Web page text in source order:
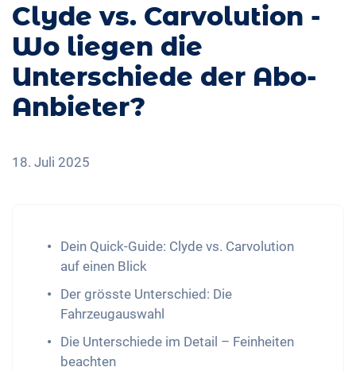
Clyde vs. Carvolution -
Wo liegen die
Unterschiede der Abo-
Anbieter?
18. Juli 2025
Dein Quick-Guide: Clyde vs. Carvolution
auf einen Blick
Der grösste Unterschied: Die
Fahrzeugauswahl
Die Unterschiede im Detail – Feinheiten
beachten